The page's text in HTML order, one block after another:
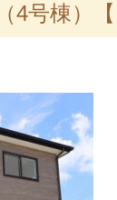
4号棟）【